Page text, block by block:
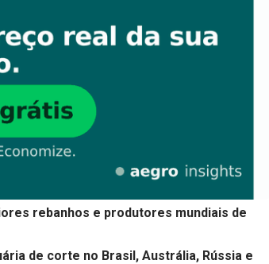
rebanhos e produtores mundiais de
de corte no Brasil,Austrália, Rússia e